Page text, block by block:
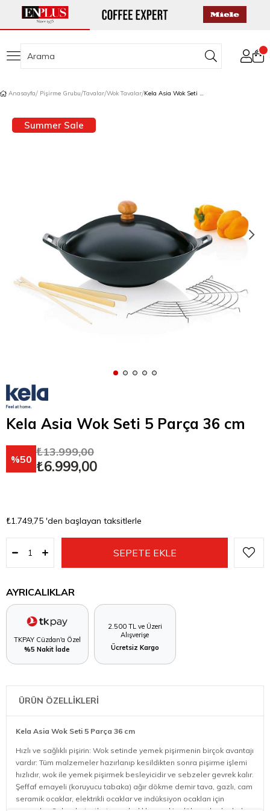
Anasayfa Pişirme Grubu Tavalar Wok Tavalar Kela Asia Wok Seti 5 Parça 36 cm
Summer Sale
Kela Asia Wok Seti 5 Parça 36 cm
50
₺13.999,00
₺6.999,00
₺1.749,75 'den başlayan taksitlerle
AYRICALIKLAR
TKPAY Cüzdan'a Özel
%5 Nakit İade
2.500 TL ve Üzeri
Alışverişe
Ücretsiz Kargo
ÜRÜN ÖZELLİKLERİ
Kela Asia Wok Seti 5 Parça 36 cm
Hızlı ve sağlıklı pişirin: Wok setinde yemek pişirmenin birçok avantajı
vardır: Tüm malzemeler hazırlanıp kesildikten sonra pişirme işlemi
hızlıdır, wok ile yemek pişirmek besleyicidir ve sebzeler gevrek kalır.
Şeffaf emayeli (koruyucu tabaka) ağır dökme demir tava, gazlı, cam
seramik ocaklar, elektrikli ocaklar ve indüksiyon ocakları için